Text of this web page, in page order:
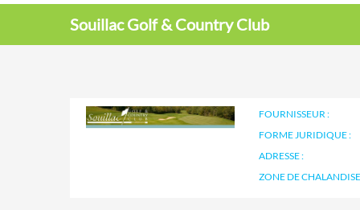
Souillac Golf & Country Club
FOURNISSEUR :
FORME JURIDIQUE :
ADRESSE :
ZONE DE